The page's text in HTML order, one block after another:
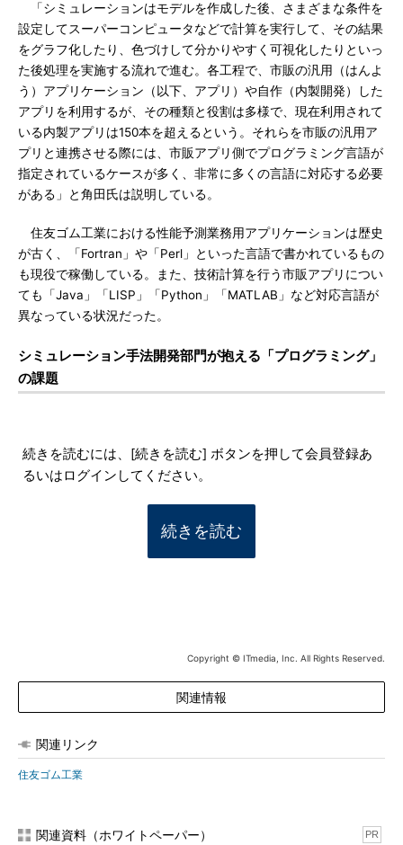
「シミュレーションはモデルを作成した後、さまざまな条件を
設定してスーパーコンピュータなどで計算を実行して、その結果
をグラフ化したり、色づけして分かりやすく可視化したりといっ
た後処理を実施する流れで進む。各工程で、市販の汎用（はんよ
う）アプリケーション（以下、アプリ）や自作（内製開発）した
アプリを利用するが、その種類と役割は多様で、現在利用されて
いる内製アプリは150本を超えるという。それらを市販の汎用ア
プリと連携させる際には、市販アプリ側でプログラミング言語が
指定されているケースが多く、非常に多くの言語に対応する必要
がある」と角田氏は説明している。
住友ゴム工業における性能予測業務用アプリケーションは歴史
が古く、「Fortran」や「Perl」といった言語で書かれているもの
も現役で稼働している。また、技術計算を行う市販アプリについ
ても「Java」「LISP」「Python」「MATLAB」など対応言語が
異なっている状況だった。
シミュレーション手法開発部門が抱える「プログラミング」
の課題
続きを読むには、[続きを読む] ボタンを押して会員登録あ
るいはログインしてください。
続きを読む
Copyright © ITmedia, Inc. All Rights Reserved.
関連情報
関連リンク
住友ゴム工業
関連資料（ホワイトペーパー） PR